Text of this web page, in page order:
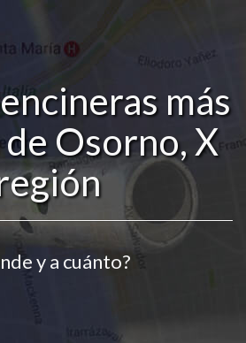
más
Osorno, X
y a cuánto?